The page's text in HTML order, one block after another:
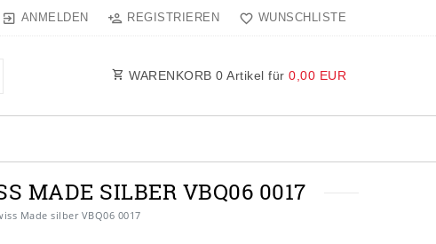
ANMELDEN REGISTRIEREN WUNSCHLISTE
WARENKORB 0 Artikel für 0,00 EUR
MADE SILBER VBQ06 0017
Made silber VBQ06 0017